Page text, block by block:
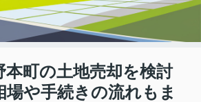
本町の土地売却を検討
場や手続きの流れもま